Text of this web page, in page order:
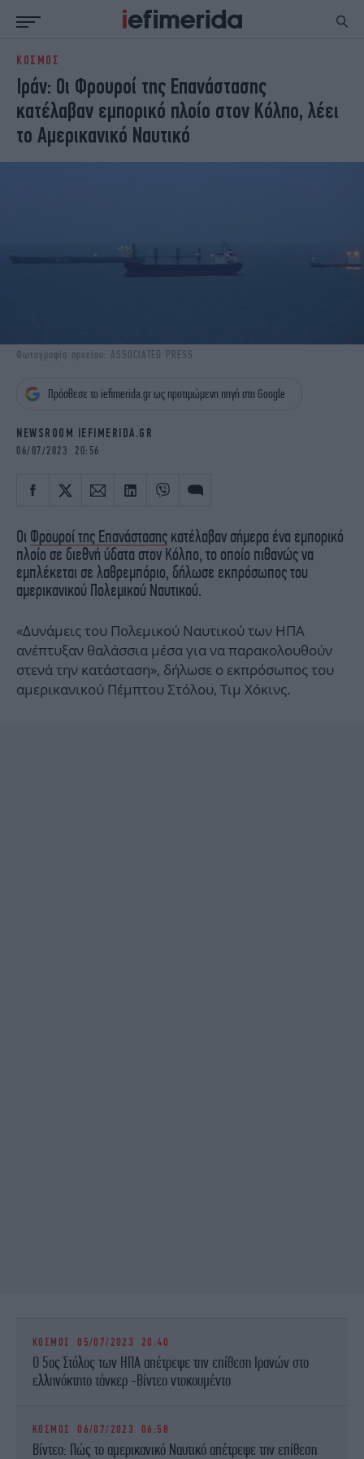
ΕΙΔΗΣΕΙΣ
NON PAPER
ΕΛΛΑΔΑ
ΟΙΚΟΝΟΜΙΑ
ΚΟΣΜΟΣ
ΠΟΛΙΤΙΣΜΟΣ
ΖΩΗ
ΣΠΟΡ
ΥΓΕΙΑ
ΟΛΥΜΠΙΑΚΟΙ ΑΓΩΝΕΣ
iOPINIONS
OSCARS
THE OCEAN
ΚΟΣΜΟΣ
Ιράν: Οι Φρουροί της Επανάστασης
κατέλαβαν εμπορικό πλοίο στον Κόλπο, λέει
το Αμερικανικό Ναυτικό
Φωτογραφία αρχείου: ASSOCIATED PRESS
Πρόσθεσε το iefimerida.gr ως προτιμώμενη πηγή στη Google
NEWSROOM IEFIMERIDA.GR
06/07/2023 20:56
Οι Φρουροί της Επανάστασης κατέλαβαν σήμερα ένα εμπορικό
πλοίο σε διεθνή ύδατα στον Κόλπο, το οποίο πιθανώς να
εμπλέκεται σε λαθρεμπόριο, δήλωσε εκπρόσωπος του
αμερικανικού Πολεμικού Ναυτικού.
«Δυνάμεις του Πολεμικού Ναυτικού των ΗΠΑ
ανέπτυξαν θαλάσσια μέσα για να παρακολουθούν
στενά την κατάσταση», δήλωσε ο εκπρόσωπος του
αμερικανικού Πέμπτου Στόλου, Τιμ Χόκινς.
ΚΟΣΜΟΣ 05/07/2023 20:40
Ο 5ος Στόλος των ΗΠΑ απέτρεψε την επίθεση Ιρανών στο
ελληνόκτητο τάνκερ -Βίντεο ντοκουμέντο
ΚΟΣΜΟΣ 06/07/2023 06:58
Βίντεο: Πώς το αμερικανικό Ναυτικό απέτρεψε την επίθεση